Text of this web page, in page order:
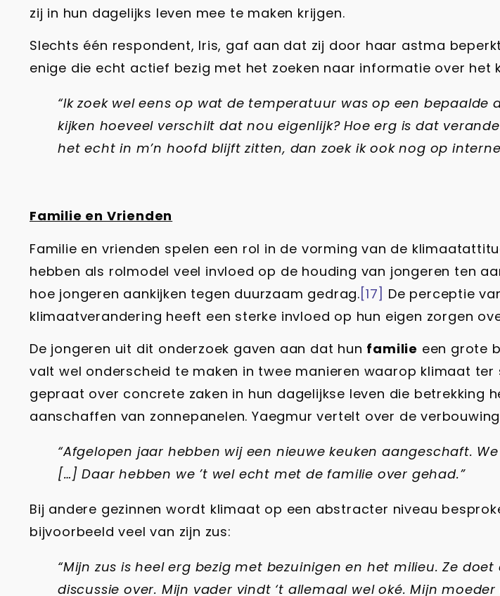
zij in hun dagelijks leven mee te maken krijgen.
Slechts één respondent, Iris, gaf aan dat zij door haar astma
enige die echt actief bezig met het zoeken naar informatie over het
“Ik zoek wel eens op wat de temperatuur was op een
kijken hoeveel verschilt dat nou eigenlijk? Hoe erg is dat
het echt in m’n hoofd blijft zitten, dan zoek ik ook nog op
Familie en Vrienden
Familie en vrienden spelen een rol in de vorming van de
hebben als rolmodel veel invloed op de houding van jongeren ten
hoe jongeren aankijken tegen duurzaam gedrag. [17] De perceptie
klimaatverandering heeft een sterke invloed op hun eigen zorgen
De jongeren uit dit onderzoek gaven aan dat hun familie een grote
valt wel onderscheid te maken in twee manieren waarop klimaat
gepraat over concrete zaken in hun dagelijkse leven die betrekking
aanschaffen van zonnepanelen. Yaegmur vertelt over de
“Afgelopen jaar hebben wij een nieuwe keuken aangeschaft.
[…] Daar hebben we ’t wel echt met de familie over gehad.”
Bij andere gezinnen wordt klimaat op een abstracter niveau
bijvoorbeeld veel van zijn zus:
“Mijn zus is heel erg bezig met bezuinigen en het milieu. Ze
discussie over. Mijn vader vindt ‘t allemaal wel oké. Mijn